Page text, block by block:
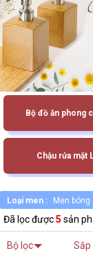
Bộ đồ ăn phong
Chậu rửa mặt
Loại men : Men bóng
Đã lọc được5 sản
Bộ lọc Sắp